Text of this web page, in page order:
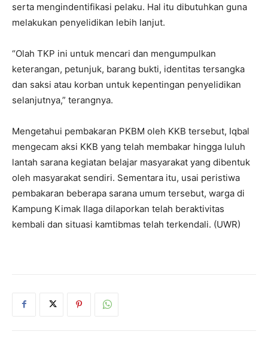
serta mengindentifikasi pelaku. Hal itu dibutuhkan guna
melakukan penyelidikan lebih lanjut.
“Olah TKP ini untuk mencari dan mengumpulkan
keterangan, petunjuk, barang bukti, identitas tersangka
dan saksi atau korban untuk kepentingan penyelidikan
selanjutnya,” terangnya.
Mengetahui pembakaran PKBM oleh KKB tersebut, Iqbal
mengecam aksi KKB yang telah membakar hingga luluh
lantah sarana kegiatan belajar masyarakat yang dibentuk
oleh masyarakat sendiri. Sementara itu, usai peristiwa
pembakaran beberapa sarana umum tersebut, warga di
Kampung Kimak Ilaga dilaporkan telah beraktivitas
kembali dan situasi kamtibmas telah terkendali. (UWR)